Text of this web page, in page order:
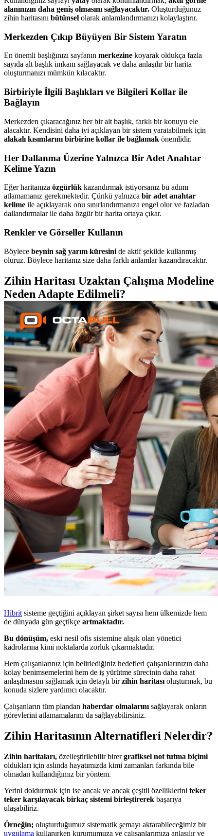
alanınızın daha geniş olmasını sağlayacaktır. Oluşturduğunuz
zihin haritasını bütünsel olarak anlamlandırmanızı kolaylaştırır.
Merkezden Çıkıp Büyüyen Bir Sistem Yaratın
En önemli başlığınızı sayfanın merkezine koyarak oldukça fazla
sayıda alt başlık imkanı sağlayacak ve daha anlaşılır bir harita
oluşturmanızı mümkün kılacaktır.
Birbiriyle İlgili Başlıkları ve Bilgileri Kollar ile
Bağlayın
Merkezden çıkaracağınız her bir alt başlık, farklı bir konuyu ele
alacaktır. Kendisini daha iyi açıklayan bir sistem yaratabilmek için
alakalı kısımlarını birbirine kollar ile bağlamak önemlidir.
Her Dallanma Üzerine Yalnızca Bir Adet Anahtar
Kelime Yazın
Eğer haritanıza özgürlük kazandırmak istiyorsanız bu adımı
atlamamanız gerekmektedir. Çünkü yalnızca bir adet anahtar
kelime ile açıklayarak onu sınırlandırmanıza engel olur ve fazladan
dallandırmalar ile daha özgür bir harita ortaya çıkar.
Renkler ve Görseller Kullanın
Böylece beynin sağ yarım küresini de aktif şekilde kullanmış
oluruz. Böylece haritanız size daha farklı anlamlar kazandıracaktır.
Zihin Haritası Uzaktan Çalışma Modeline
Neden Adapte Edilmeli?
Hibrit sisteme geçtiğini açıklayan şirket sayısı hem ülkemizde hem
de dünyada gün geçtikçe artmaktadır.
Bu dönüşüm, eski nesil ofis sistemine alışık olan yönetici
kadrolarına kimi noktalarda zorluk çıkarmaktadır.
Hem çalışanlarınız için belirlediğiniz hedefleri çalışanlarınızın daha
kolay benimsemelerini hem de iş yürütme sürecinin daha rahat
anlaşılmasını sağlamak için detaylı birzihin haritası oluşturmak, bu
konuda sizlere yardımcı olacaktır.
Çalışanların tüm plandan haberdar olmalarını sağlayarak onların
görevlerini atlamamalarını da sağlayabilirsiniz.
Zihin Haritasının Alternatifleri Nelerdir?
Zihin haritaları, özelleştirilebilir birergrafiksel not tutma biçimi
oldukları için aslında hayatımızda kimi zamanları farkında bile
olmadan kullandığımız bir yöntem.
Yerini doldurmak için ise ancak ve ancak çeşitli özelliklerini teker
teker karşılayacak birkaç sistemi birleştirerek başarıya
ulaşabiliriz.
Örneğin; oluşturduğumuz sistematik şemayı aktarabileceğimiz bir
uygulama kullanırken kurumumuza ve çalışanlarımıza anlaşılır ve